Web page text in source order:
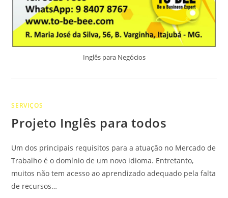
Inglês para Negócios
SERVIÇOS
Projeto Inglês para todos
Um dos principais requisitos para a atuação no Mercado de
Trabalho é o domínio de um novo idioma. Entretanto,
muitos não tem acesso ao aprendizado adequado pela falta
de recursos…